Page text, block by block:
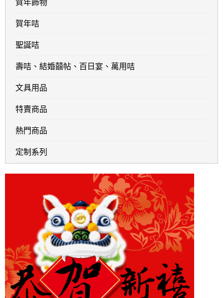
賀年咭
聖誕咭
壽咭、結婚囍帖、百日宴、萬用咭
文具用品
特賣商品
熱門商品
定制系列